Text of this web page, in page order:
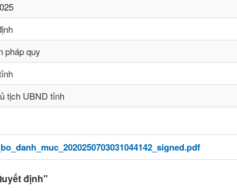
pháp quy
tịch UBND tỉnh
định"